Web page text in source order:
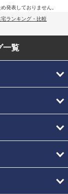
発表しておりません。
ランキング・比較
一覧